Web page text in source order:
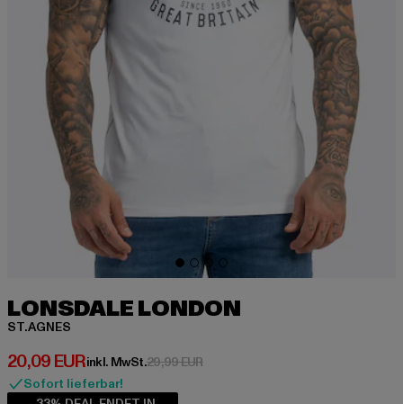
LONSDALE LONDON
ST.AGNES
20,09 EUR
Derzeitiger Preis: 20,09 EUR
inkl. MwSt.29,99 EURAktionspreis: 29,99 EUR
Sofort lieferbar!